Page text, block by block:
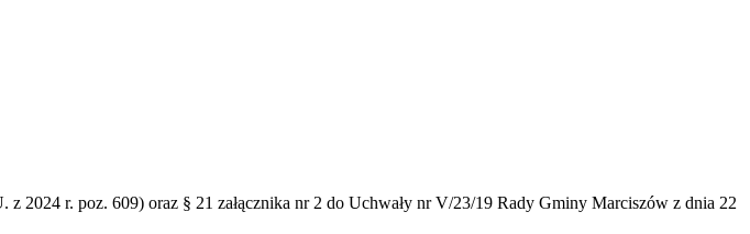
2024 r. poz. 609) oraz § 21 załącznika nr 2 do Uchwały nr V/23/19 Rady Gminy Marciszów z dnia 22